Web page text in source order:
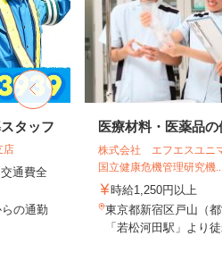
タッフ
店
通費全
の通勤
医療材料・医薬品
株式会社 エフエスユニ
国立健康危機管理研究機...
時給1,250円以上
東京都新宿区戸山（
「若松河田駅」より徒